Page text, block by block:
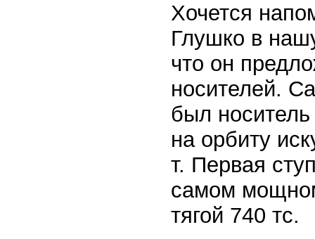
Хочется
Глушко в
что он
носителей.
был
на орбиту
т. Первая
самом
тягой 740 тс.